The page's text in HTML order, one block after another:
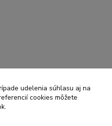
udelenia súhlasu aj na
cookies môžete